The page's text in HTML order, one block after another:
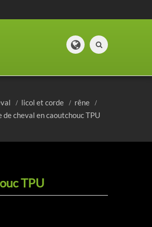
licol et corde
rêne
de cheval en caoutchouc TPU
TPU